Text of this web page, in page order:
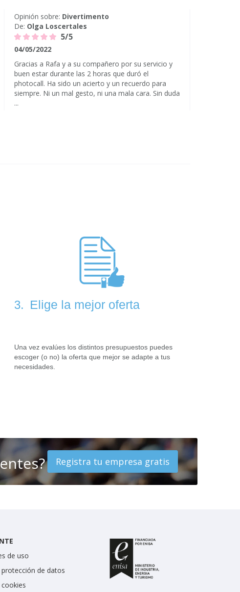
Opinión sobre: Divertimento
De: Olga Loscertales
5/5
04/05/2022
Gracias a Rafa y a su compañero por su servicio y
buen estar durante las 2 horas que duró el
photocall. Ha sido un acierto y un recuerdo para
siempre. Ni un mal gesto, ni una mala cara. Sin duda
...
3. Elige la mejor oferta
Una vez evalúes los distintos presupuestos puedes
escoger (o no) la oferta que mejor se adapte a tus
necesidades.
Registra tu empresa gratis
de uso
de datos